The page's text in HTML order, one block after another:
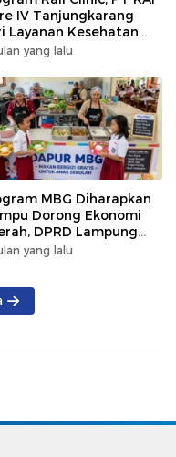
IV Tanjungkarang
Layanan Kesehatan
250 Warga
yang lalu
MBG Diharapkan
Dorong Ekonomi
DPRD Lampung
Pemanfaatan
yang lalu